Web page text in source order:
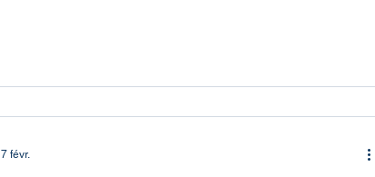
7 févr.